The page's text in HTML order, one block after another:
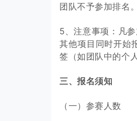
团队不予参加排名。
5、注意事项：凡
其他项目同时开始
签（如团队中的个
三、报名须知
（一）参赛人数